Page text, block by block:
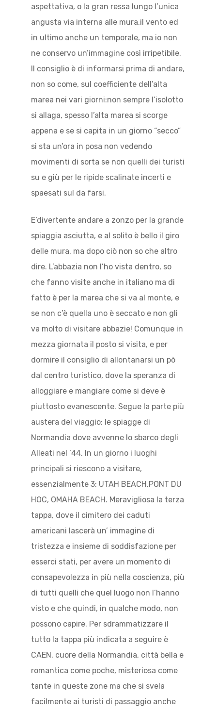
aspettativa, o la gran ressa lungo l’unica
angusta via interna alle mura,il vento ed
in ultimo anche un temporale, ma io non
ne conservo un’immagine così irripetibile.
Il consiglio è di informarsi prima di andare,
non so come, sul coefficiente dell’alta
marea nei vari giorni:non sempre l’isolotto
si allaga, spesso l’alta marea si scorge
appena e se si capita in un giorno “secco”
si sta un’ora in posa non vedendo
movimenti di sorta se non quelli dei turisti
su e giù per le ripide scalinate incerti e
spaesati sul da farsi.
E’divertente andare a zonzo per la grande
spiaggia asciutta, e al solito è bello il giro
delle mura, ma dopo ciò non so che altro
dire. L’abbazia non l’ho vista dentro, so
che fanno visite anche in italiano ma di
fatto è per la marea che si va al monte, e
se non c’è quella uno è seccato e non gli
va molto di visitare abbazie! Comunque in
mezza giornata il posto si visita, e per
dormire il consiglio di allontanarsi un pò
dal centro turistico, dove la speranza di
alloggiare e mangiare come si deve è
piuttosto evanescente. Segue la parte più
austera del viaggio: le spiagge di
Normandia dove avvenne lo sbarco degli
Alleati nel ’44. In un giorno i luoghi
principali si riescono a visitare,
essenzialmente 3: UTAH BEACH,PONT DU
HOC, OMAHA BEACH. Meravigliosa la terza
tappa, dove il cimitero dei caduti
americani lascerà un’ immagine di
tristezza e insieme di soddisfazione per
esserci stati, per avere un momento di
consapevolezza in più nella coscienza, più
di tutti quelli che quel luogo non l’hanno
visto e che quindi, in qualche modo, non
possono capire. Per sdrammatizzare il
tutto la tappa più indicata a seguire è
CAEN, cuore della Normandia, città bella e
romantica come poche, misteriosa come
tante in queste zone ma che si svela
facilmente ai turisti di passaggio anche